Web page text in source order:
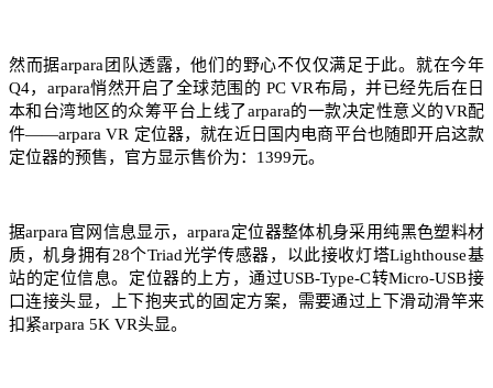
然而据arpara团队透露，他们的野心不仅仅满足于此。就在今年
Q4，arpara悄然开启了全球范围的 PC VR布局，并已经先后在日
本和台湾地区的众筹平台上线了arpara的一款决定性意义的VR配
件——arpara VR 定位器，就在近日国内电商平台也随即开启这款
定位器的预售，官方显示售价为：1399元。
据arpara官网信息显示，arpara定位器整体机身采用纯黑色塑料材
质，机身拥有28个Triad光学传感器，以此接收灯塔Lighthouse基
站的定位信息。定位器的上方，通过USB-Type-C转Micro-USB接
口连接头显，上下抱夹式的固定方案，需要通过上下滑动滑竿来
扣紧arpara 5K VR头显。